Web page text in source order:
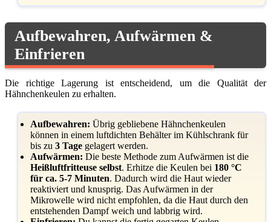
Aufbewahren, Aufwärmen &
Einfrieren
Die richtige Lagerung ist entscheidend, um die Qualität der
Hähnchenkeulen zu erhalten.
Aufbewahren: Übrig gebliebene Hähnchenkeulen
können in einem luftdichten Behälter im Kühlschrank für
bis zu 3 Tage gelagert werden.
Aufwärmen: Die beste Methode zum Aufwärmen ist die
Heißluftfritteuse selbst. Erhitze die Keulen bei 180 °C
für ca. 5-7 Minuten. Dadurch wird die Haut wieder
reaktiviert und knusprig. Das Aufwärmen in der
Mikrowelle wird nicht empfohlen, da die Haut durch den
entstehenden Dampf weich und labbrig wird.